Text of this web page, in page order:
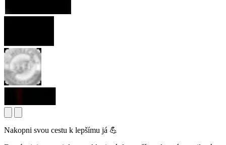
Nakopni svou cestu k lepšímu já 💪